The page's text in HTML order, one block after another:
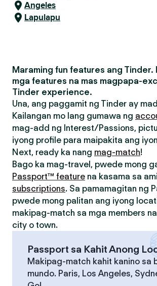
Angeles
Lapulapu
Maraming fun features ang Tinder.
mga features na mas magpapa-
Tinder experience.
Una, ang paggamit ng Tinder ay
Kailangan mo lang gumawa ng
mag-add ng Interest/Passions,
iyong profile para maipakita ang
Next, ready ka nang mag-match!
Bago ka mag-travel, pwede mong
Passport™ feature na kasama sa
subscriptions. Sa pamamagitan ng
pwede mong palitan ang iyong
makipag-match sa mga members
city o town.
Passport sa Kahit Anong
Makipag-match kahit kanino sa
mundo. Paris, Los Angeles,